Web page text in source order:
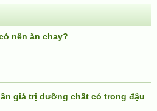
nên ăn chay?
giá trị dưỡng chất có trong đậu